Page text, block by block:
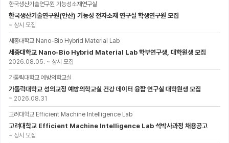
한국생산기술연구원 기능성소재연구실
한국생산기술연구원(안산) 기능성 전자소재 연구실 학생연구원 모집
~ 상시 모집
세종대학교 Nano-Bio Hybrid Material Lab
세종대학교 Nano-Bio Hybrid Material Lab 학부연구생, 대학원생 모집
2026.08.05. ~ 상시 모집
가톨릭대학교 예방의학교실
가톨릭대학교 성의교정 예방의학교실 건강 데이터 융합 연구실 대학원생 모집
~ 2026.08.31
고려대학교 Efficient Machine Intelligence Lab
고려대학교 Efficient Machine Intelligence Lab 석박사과정 채용공고
~ 상시 모집